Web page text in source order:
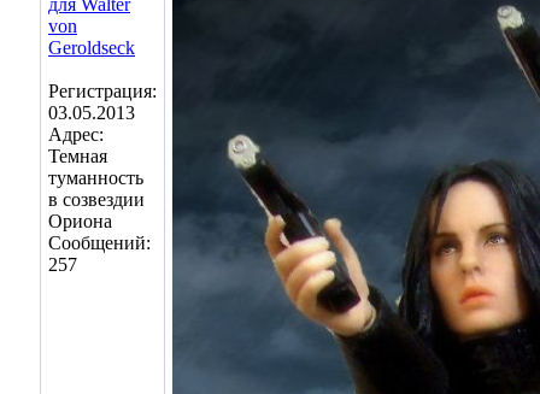
Регистрация:
03.05.2013
Адрес:
Темная
туманность
в созвездии
Ориона
Сообщений:
257